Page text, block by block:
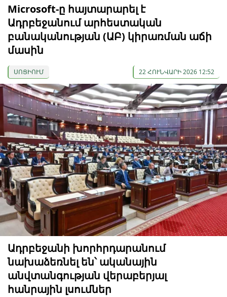
Microsoft-ը հայտարարել է
Ադրբեջանում արհեստական
բանականության (ԱԲ) կիրառման աճի
մասին
ՍՈՑԻՈՒՄ 22 ՀՈՒՆՎԱՐԻ 2026 12:52
Ադրբեջանի խորհրդարանում
նախաձեռնել են՝ ականային
անվտանգության վերաբերյալ
հանրային լսումներ